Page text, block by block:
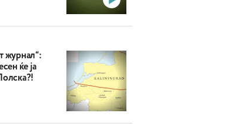
журнал“:
ќе ја